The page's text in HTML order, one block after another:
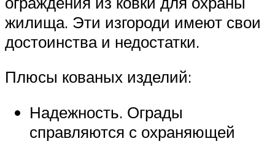
жилища. Эти изгороди имеют свои
достоинства и недостатки.
Плюсы кованых изделий:
Надежность. Ограды
справляются с охраняющей